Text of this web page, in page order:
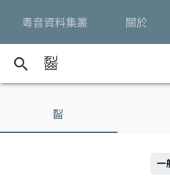
粵音資料集叢 關於
search
䶛
一